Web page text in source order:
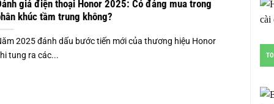
giá điện thoại Honor 2025: Có đáng mua trong
khúc tầm trung không?
2025 đánh dấu bước tiến mới của thương hiệu Honor
tung ra các...